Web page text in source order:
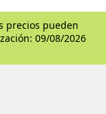
precios pueden
09/08/2026